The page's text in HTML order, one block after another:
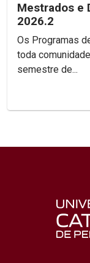
Mestrados e
2026.2
Os Programas
toda
semestre de...